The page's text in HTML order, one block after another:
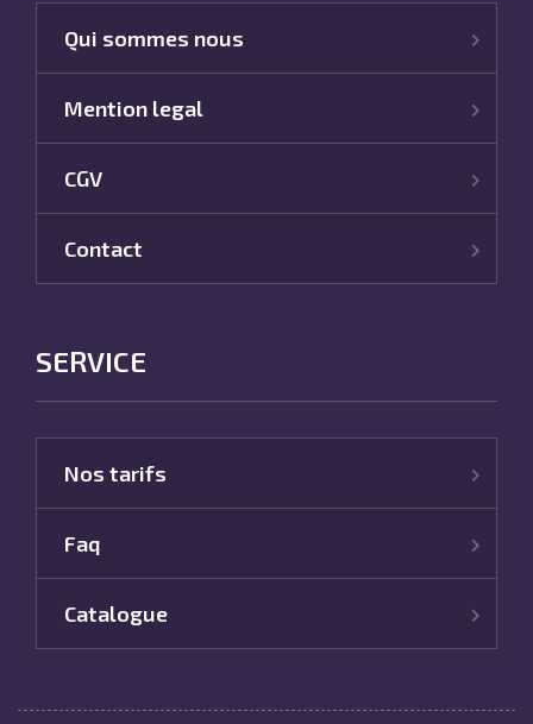
Qui sommes nous
Mention legal
CGV
Contact
SERVICE
Nos tarifs
Faq
Catalogue